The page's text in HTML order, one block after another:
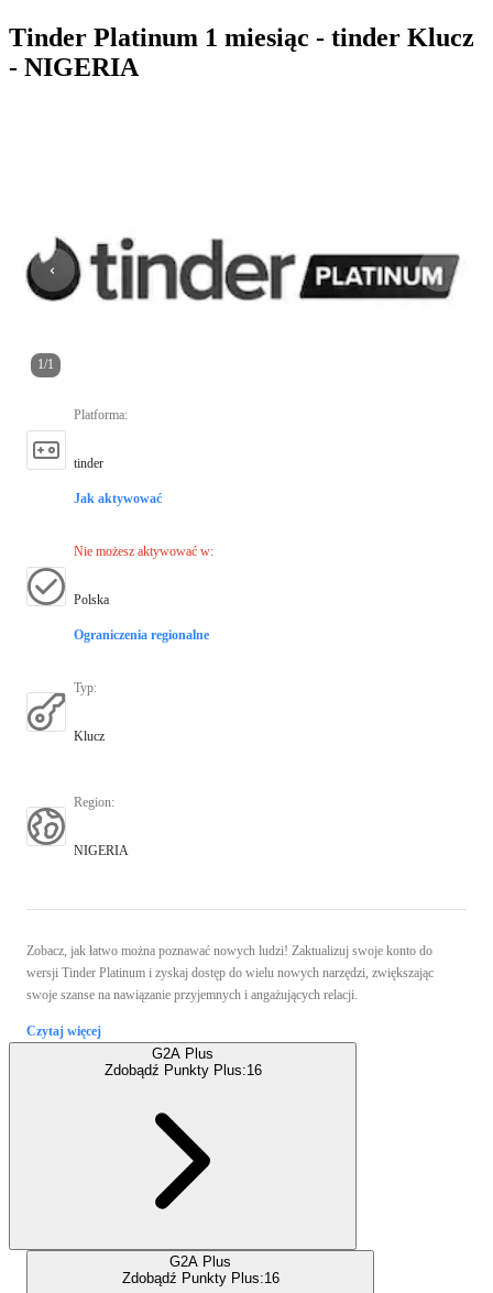
Tinder Platinum 1 miesiąc - tinder Klucz
- NIGERIA
1/1
Platforma:
tinder
Jak aktywować
Nie możesz aktywować w:
Polska
Ograniczenia regionalne
Typ:
Klucz
Region:
NIGERIA
Zobacz, jak łatwo można poznawać nowych ludzi! Zaktualizuj swoje konto do
wersji Tinder Platinum i zyskaj dostęp do wielu nowych narzędzi, zwiększając
swoje szanse na nawiązanie przyjemnych i angażujących relacji.
Czytaj więcej
G2A Plus
Zdobądź Punkty Plus:16
G2A Plus
Zdobądź Punkty Plus:16